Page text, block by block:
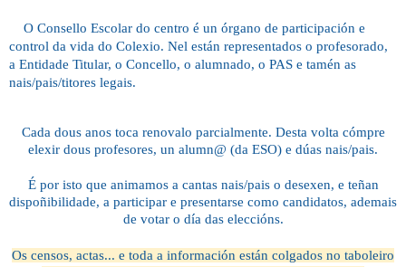
O Consello Escolar do centro é un órgano de participación e
control da vida do Colexio. Nel están representados o profesorado,
a Entidade Titular, o Concello, o alumnado, o PAS e tamén as
nais/pais/titores legais.
Cada dous anos toca renovalo parcialmente. Desta volta cómpre
elexir dous profesores, un alumn@ (da ESO) e dúas nais/pais.
É por isto que animamos a cantas nais/pais o desexen, e teñan
dispoñibilidade, a participar e presentarse como candidatos, ademais
de votar o día das eleccións.
Os censos, actas... e toda a información están colgados no taboleiro